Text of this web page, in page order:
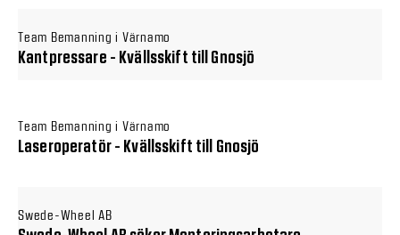
Team Bemanning i Värnamo
Kantpressare - Kvällsskift till Gnosjö
Team Bemanning i Värnamo
Laseroperatör - Kvällsskift till Gnosjö
Swede-Wheel AB